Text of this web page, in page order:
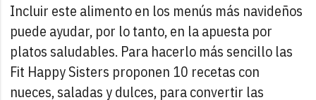
Incluir este alimento en los menús más navideños
puede ayudar, por lo tanto, en la apuesta por
platos saludables. Para hacerlo más sencillo las
Fit Happy Sisters proponen 10 recetas con
nueces, saladas y dulces, para convertir las